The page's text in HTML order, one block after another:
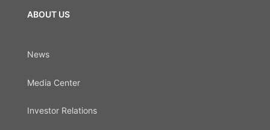
ABOUT US
News
Media Center
Investor Relations